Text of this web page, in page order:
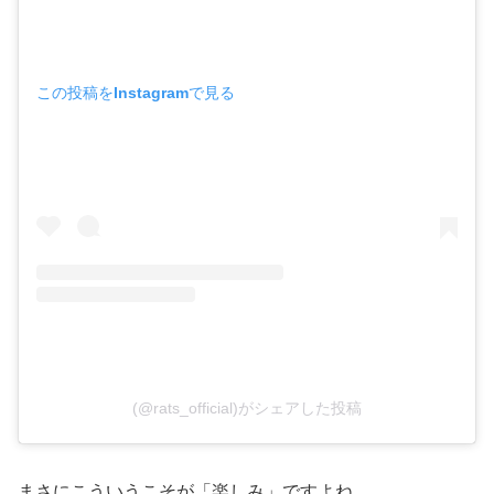
この投稿をInstagramで見る
(@rats_official)がシェアした投稿